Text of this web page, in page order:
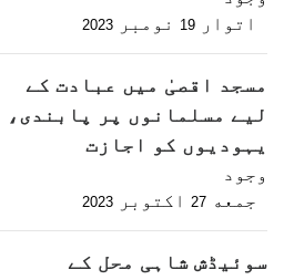
اتوار 19 نومبر 2023
مسجد اقصیٰ میں عبادت کے
لیے مسلمانوں پر پابندی،
یہودیوں کو اجازت
وجود
جمعه 27 اکتوبر 2023
سوئیڈش شاہی محل کے